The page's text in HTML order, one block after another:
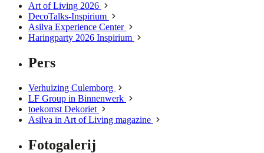
Art of Living 2026
DecoTalks-Inspirium
Asilva Experience Center
Haringparty 2026 Inspirium
Pers
Verhuizing Culemborg
LF Group in Binnenwerk
toekomst Dekoriet
Asilva in Art of Living magazine
Fotogalerij